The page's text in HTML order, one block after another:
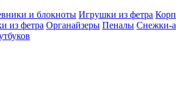
и блокноты Игрушки из фетра
из фетра Органайзеры Пеналы Снежки-